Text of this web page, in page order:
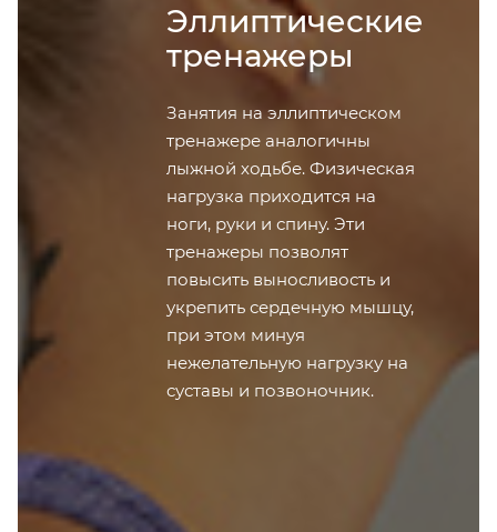
Эллиптические
тренажеры
Занятия на эллиптическом
тренажере аналогичны
лыжной ходьбе. Физическая
нагрузка приходится на
ноги, руки и спину. Эти
тренажеры позволят
повысить выносливость и
укрепить сердечную мышцу,
при этом минуя
нежелательную нагрузку на
суставы и позвоночник.